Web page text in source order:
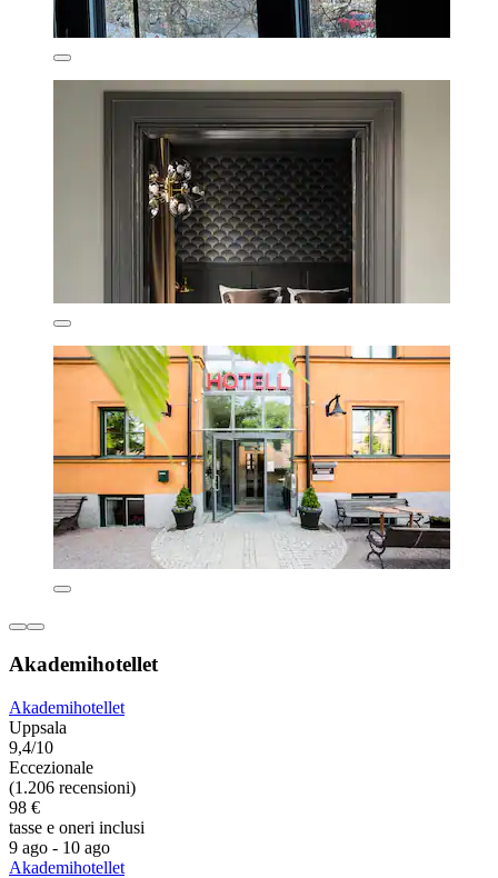
Akademihotellet
Akademihotellet
Uppsala
9,4/10
Eccezionale
(1.206 recensioni)
98 €
tasse e oneri inclusi
9 ago - 10 ago
Akademihotellet